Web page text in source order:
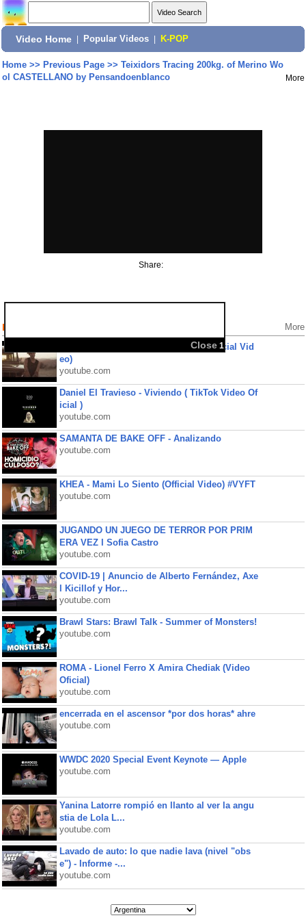
Video Home Popular Videos K-POP
Home>> Previous Page>> Teixidors Tracing 200kg. of Merino Wo
ol CASTELLANO by Pensandoenblanco
More
Close 1
Share:
Popular Videos More
jxdn - Angels & Demons Acoustic (Official Vid
eo)
youtube.com
Daniel El Travieso - Viviendo ( TikTok Video Of
icial )
youtube.com
SAMANTA DE BAKE OFF - Analizando
youtube.com
KHEA - Mami Lo Siento (Official Video) #VYFT
youtube.com
JUGANDO UN JUEGO DE TERROR POR PRIM
ERA VEZ l Sofia Castro
youtube.com
COVID-19 | Anuncio de Alberto Fernández, Axe
l Kicillof y Hor...
youtube.com
Brawl Stars: Brawl Talk - Summer of Monsters!
youtube.com
ROMA - Lionel Ferro X Amira Chediak (Video
Oficial)
youtube.com
encerrada en el ascensor *por dos horas* ahre
youtube.com
WWDC 2020 Special Event Keynote — Apple
youtube.com
Yanina Latorre rompió en llanto al ver la angu
stia de Lola L...
youtube.com
Lavado de auto: lo que nadie lava (nivel "obs
e") - Informe -...
youtube.com